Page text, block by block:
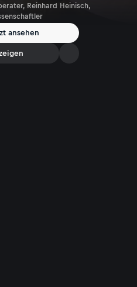
Reinhard Heinisch,
ansehen